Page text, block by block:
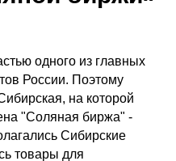
России. Поэтому
на которой
"Соляная биржа" -
Сибирские
товары для